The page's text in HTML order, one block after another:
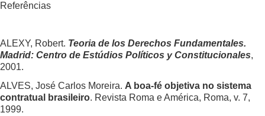
Referências
ALEXY, Robert. Teoria de los Derechos Fundamentales.
Madrid: Centro de Estúdios Políticos y Constitucionales,
2001.
ALVES, José Carlos Moreira. A boa-fé objetiva no sistema
contratual brasileiro. Revista Roma e América, Roma, v. 7,
1999.